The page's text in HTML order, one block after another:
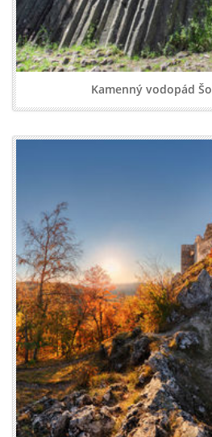
Kamenný vodopád